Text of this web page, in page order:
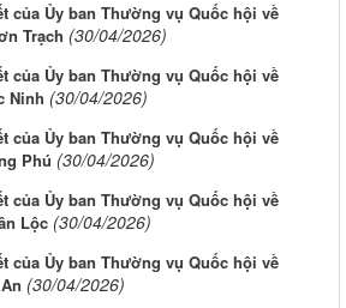
của Ủy ban Thường vụ Quốc hội về
Trạch (30/04/2026)
của Ủy ban Thường vụ Quốc hội về
Ninh (30/04/2026)
của Ủy ban Thường vụ Quốc hội về
Phú (30/04/2026)
của Ủy ban Thường vụ Quốc hội về
Lộc (30/04/2026)
của Ủy ban Thường vụ Quốc hội về
(30/04/2026)